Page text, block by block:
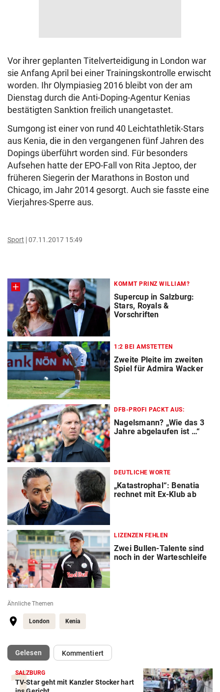
Vor ihrer geplanten Titelverteidigung in London war
sie Anfang April bei einer Trainingskontrolle erwischt
worden. Ihr Olympiasieg 2016 bleibt von der am
Dienstag durch die Anti-Doping-Agentur Kenias
bestätigten Sanktion freilich unangetastet.
Sumgong ist einer von rund 40 Leichtathletik-Stars
aus Kenia, die in den vergangenen fünf Jahren des
Dopings überführt worden sind. Für besonders
Aufsehen hatte der EPO-Fall von Rita Jeptoo, der
früheren Siegerin der Marathons in Boston und
Chicago, im Jahr 2014 gesorgt. Auch sie fasste eine
Vierjahres-Sperre aus.
Sport 07.11.2017 15:49
KOMMT PRINZ WILLIAM?
Supercup in Salzburg:
Stars, Royals &
Vorschriften
1:2 BEI AMSTETTEN
Zweite Pleite im zweiten
Spiel für Admira Wacker
DFB-PROFI PACKT AUS:
Nagelsmann? „Wie das 3
Jahre abgelaufen ist …“
DEUTLICHE WORTE
„Katastrophal“: Benatia
rechnet mit Ex-Klub ab
LIZENZEN FEHLEN
Zwei Bullen-Talente sind
noch in der Warteschleife
Ähnliche Themen
London Kenia
Gelesen(ausgewählt)Kommentiert
SALZBURG
TV-Star geht mit Kanzler Stocker hart